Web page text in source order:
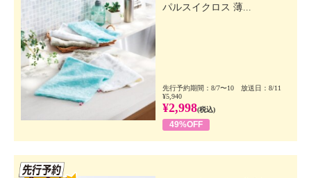
パルスイクロス 薄...
先行予約期間：8/7〜10 放送日：8/11
¥5,940
¥2,998(税込)
49%OFF